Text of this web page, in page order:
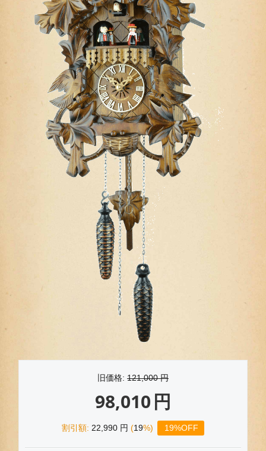
旧価格: 121,000 円
98,010円
割引額: 22,990 円 (19%) 19%OFF